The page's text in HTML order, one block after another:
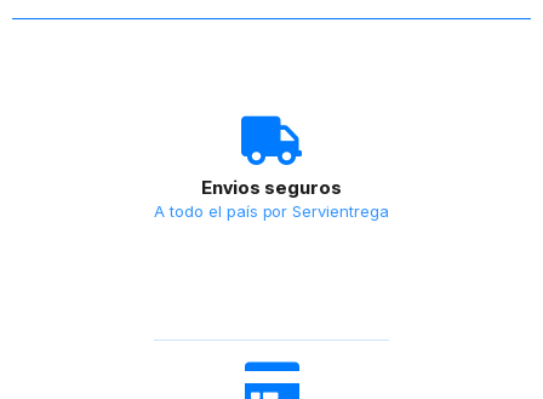
Envios seguros
A todo el país por Servientrega